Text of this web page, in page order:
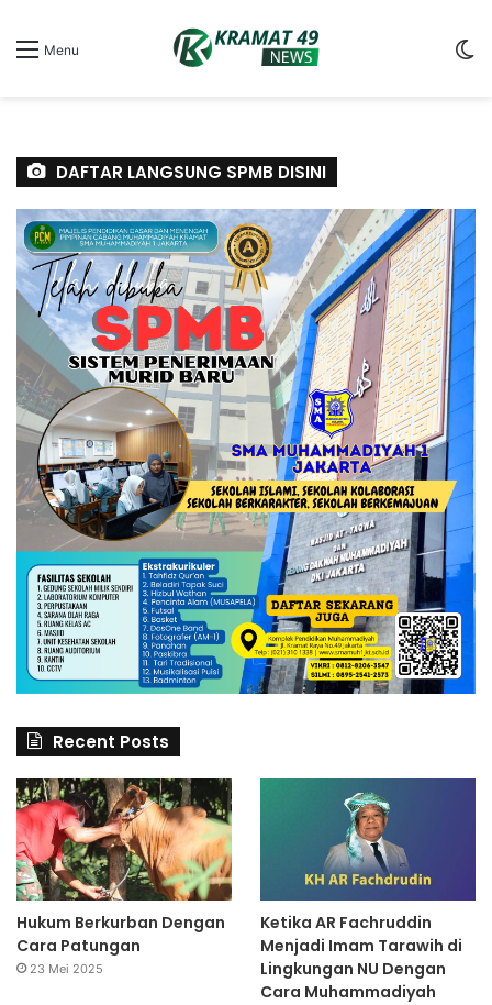
Menu
DAFTAR LANGSUNG SPMB DISINI
Recent Posts
Hukum Berkurban Dengan
Cara Patungan
23 Mei 2025
Ketika AR Fachruddin
Menjadi Imam Tarawih di
Lingkungan NU Dengan
Cara Muhammadiyah